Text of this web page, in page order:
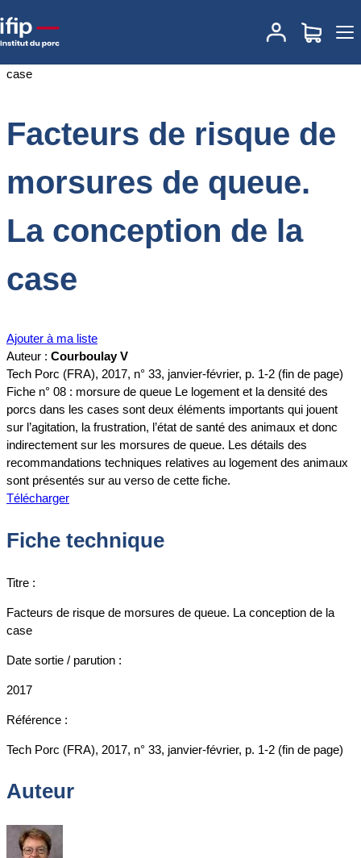
Accueil
Facteurs de risque de morsures de
queue. La conception de la case
Facteurs de risque de
morsures de queue.
La conception de la
case
Ajouter à ma liste
Auteur : Courboulay V
Tech Porc (FRA), 2017, n° 33, janvier-février, p. 1-2 (fin de page)
Fiche n° 08 : morsure de queue Le logement et la densité des
porcs dans les cases sont deux éléments importants qui jouent
sur l’agitation, la frustration, l’état de santé des animaux et donc
indirectement sur les morsures de queue. Les détails des
recommandations techniques relatives au logement des animaux
sont présentés sur au verso de cette fiche.
Télécharger
Fiche technique
Titre :
Facteurs de risque de morsures de queue. La conception de la
case
Date sortie / parution :
2017
Référence :
Tech Porc (FRA), 2017, n° 33, janvier-février, p. 1-2 (fin de page)
Auteur